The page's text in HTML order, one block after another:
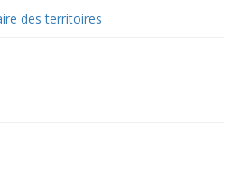
des territoires